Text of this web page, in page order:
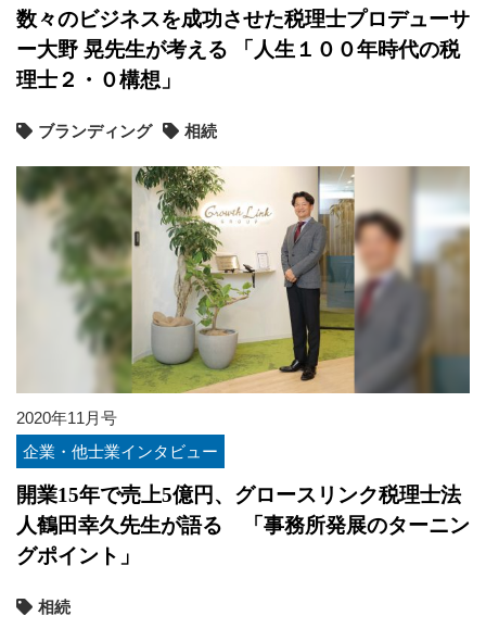
数々のビジネスを成功させた税理士プロデューサ
ー大野 晃先生が考える 「人生１００年時代の税
理士２・０構想」
ブランディング 相続
2020年11月号
企業・他士業インタビュー
開業15年で売上5億円、グロースリンク税理士法
人鶴田幸久先生が語る 「事務所発展のターニン
グポイント」
相続